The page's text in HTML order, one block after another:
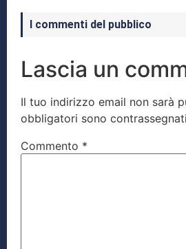
I commenti del pubblico
Lascia un
Il tuo indirizzo email non sarà
obbligatori sono contrassegnati
Commento *